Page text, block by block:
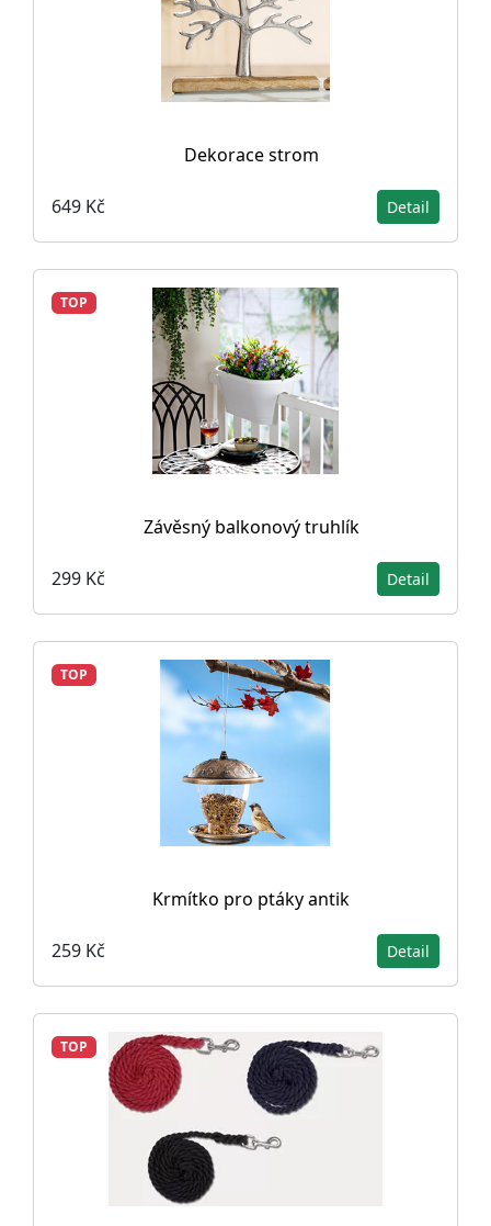
Dekorace strom
649 Kč Detail
TOP
Závěsný balkonový truhlík
299 Kč Detail
TOP
Krmítko pro ptáky antik
259 Kč Detail
TOP